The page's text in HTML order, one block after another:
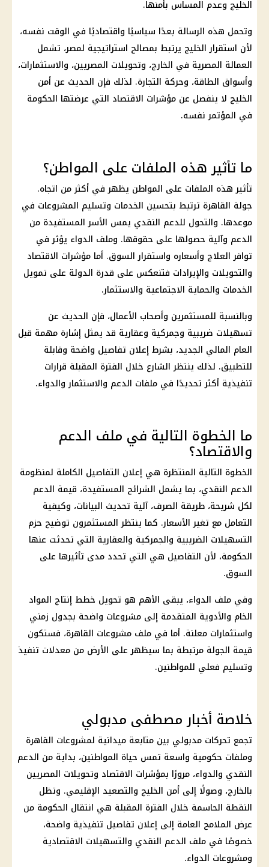
الخليج وعدم المساس بأمنها.
وتحمل هذه الرسالة بعدًا سياسيًا واقتصاديًا في الوقت نفسه،
لأن استقرار الخليج يرتبط بمصالح استراتيجية لمصر، تشمل
العمالة المصرية في الخارج، وتحويلات المصريين، والاستثمارات،
وأسواق الطاقة، وحركة التجارة. لذلك فإن الحديث عن أمن
الخليج لا ينفصل عن مؤشرات الاقتصاد التي عرضتها الحكومة
في المؤتمر نفسه.
ما تأثير هذه الملفات على المواطن؟
تأثير هذه الملفات على المواطن يظهر في أكثر من اتجاه.
جولة القاهرة ترتبط بتحسين الخدمات وتسليم المشروعات في
موعدها. والتحول للدعم النقدي يمس الأسر المستفيدة من
الدعم وآلية حصولها على حقوقها. وملف الدواء يؤثر في
توافر العلاج وأسعاره واستقرار السوق. أما مؤشرات الاقتصاد
والتحويلات والإيرادات فتنعكس على قدرة الدولة على تمويل
الخدمات والحماية الاجتماعية والاستثمار.
وبالنسبة للمستثمرين وأصحاب الأعمال، فإن الحديث عن
تسهيلات ضريبية وجمركية وعقارية قد يمثل إشارة مهمة قبل
العام المالي الجديد، بشرط إعلان تفاصيل واضحة وقابلة
للتطبيق. لذلك ينتظر الشارع خلال الفترة المقبلة قرارات
تنفيذية أكثر تحديدًا في ملفات الدعم والاستثمار والدواء.
ما الخطوة التالية في ملف الدعم
والاقتصاد؟
الخطوة التالية المنتظرة هي إعلان التفاصيل الكاملة لمنظومة
الدعم النقدي، بما يشمل الشرائح المستفيدة، قيمة الدعم
لكل شريحة، طريقة الصرف، آلية تحديث البيانات، وكيفية
التعامل مع تغير الأسعار. كما ينتظر المستثمرون توضيح حزم
التسهيلات الضريبية والجمركية والعقارية التي تحدثت عنها
الحكومة، لأن التفاصيل هي التي تحدد مدى تأثيرها على
السوق.
وفي ملف الدواء، يبقى الأهم هو تحويل خطط إنتاج المواد
الخام والأدوية المتقدمة إلى مشروعات واضحة بجدول زمني
واستثمارات معلنة. أما في ملف مشروعات القاهرة، فستكون
قيمة الجولة مرتبطة بما سيظهر على الأرض من معدلات تنفيذ
وتسليم فعلي للمواطنين.
خلاصة أخبار مصطفى مدبولي
تجمع تحركات مدبولي بين متابعة ميدانية لمشروعات القاهرة
وملفات حكومية واسعة تمس حياة المواطنين، بداية من الدعم
النقدي والدواء، مرورًا بمؤشرات الاقتصاد وتحويلات المصريين
بالخارج، وصولًا إلى أمن الخليج والتصعيد الإقليمي. وتظل
النقطة الحاسمة خلال الفترة المقبلة هي انتقال الحكومة من
عرض الملامح العامة إلى إعلان تفاصيل تنفيذية واضحة،
خصوصًا في ملف الدعم النقدي والتسهيلات الاقتصادية
ومشروعات الدواء.